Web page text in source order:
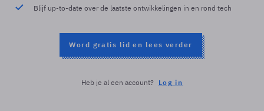
Blijf up-to-date over de laatste ontwikkelingen in en rond tech
Word gratis lid en lees verder
Heb je al een account? Log in